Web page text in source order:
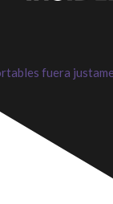
fuera